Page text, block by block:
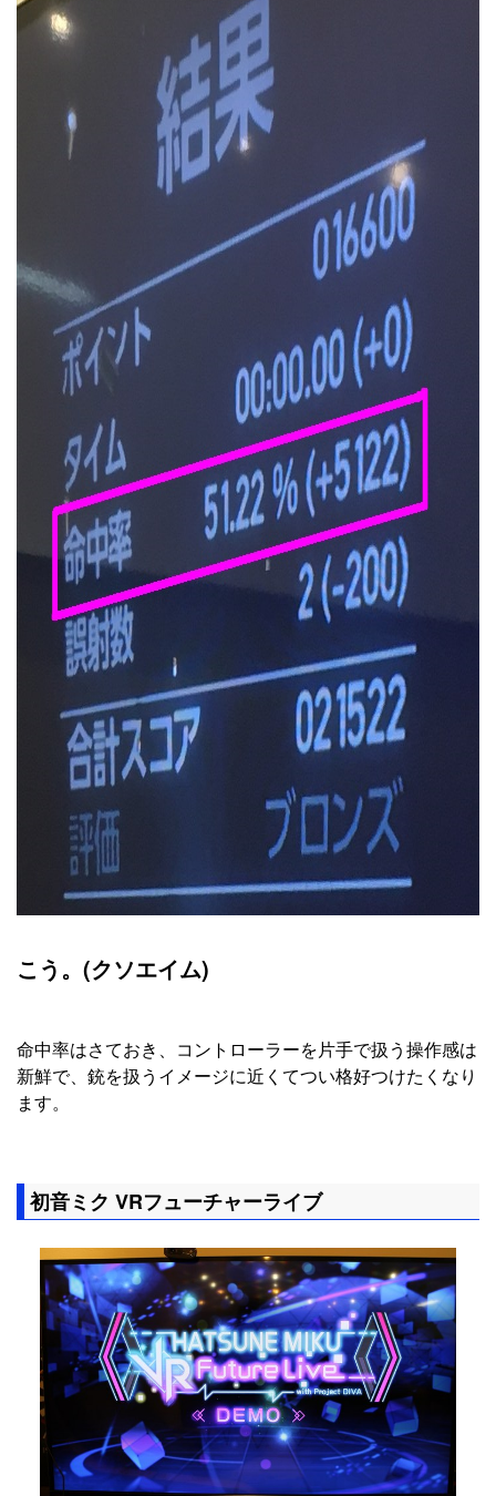
こう。(クソエイム)
命中率はさておき、コントローラーを片手で扱う操作感は
新鮮で、銃を扱うイメージに近くてつい格好つけたくなり
ます。
初音ミク VRフューチャーライブ